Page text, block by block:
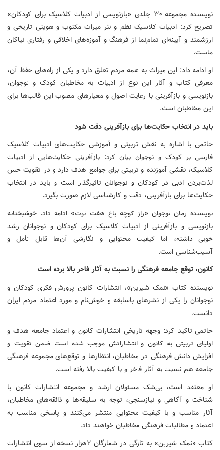
نویسنده مجموعه ۳۰ جلدی «بازنویسی از ادبیات کلاسیک برای کودکان»
تصریح کرد: ادبیات کلاسیک نظم و نثر میراث مکتوب و هویتی تاریخی و
ارزشمند و آیینه‌ای تمام‌نما از فرهنگ و آموزه‌های اخلاقی و رفتاری نیاکان
ماست.
او ادامه داد: این میراث به همه مردم تعلق دارد و یکی از راه‌های حفظ آن،
معرفی کتاب و آثار این نوع از ادبیات به مخاطبان کودک و نوجوان،
بازنویسی و بازآفرینی با رعایت اصول و معیارهای مصوب این قالب‌ها برای
این مخاطبان است.
باید در انتخاب حکایت‌ها برای بازآفرینی دقت شود
حاتمی با اشاره به نقش تربیتی و آموزشی حکایت‌های ادبیات کلاسیک
فارسی بر کودک و نوجوان بیان کرد: بازآفرینی حکایت‌هایی از ادبیات
کلاسیک، نقشی آموزنده و تربیتی برای جوامع هدف دارد و در تقویت حس
لذت‌بردن ادبی در کودکان و نوجوانان تاثیرگذار است و باید در انتخاب
حکایت‌ها برای بازآفرینی، دقت و کارشناسی لازم صورت بگیرد.
نویسنده رمان نوجوان «راز کوچه باغ هفت توت» ادامه‌ داد: خوشبختانه
بازنویسی و بازآفرینی از ادبیات کلاسیک برای کودکان و نوجوانان رشد
خوبی داشته، اما کیفیت محتوایی و نگارشی آن‌ها قابل تأمل و
آسیب‌شناسی است.
کانون، توقع جامعه فرهنگی را نسبت به آثار فاخر بالا برده است
نویسنده کتاب «نمک شیرین»، انتشارات کانون پرورش فکری کودکان و
نوجوانان را یکی از نشرهای باسابقه و خوش‌نام و مورد اعتماد مردم ایران
دانست.
حاتمی تاکید کرد: وجهه تاریخی انتشارات کانون و اعتماد جامعه هدف و
اولیای تربیتی به کانون و انتشاراتش موجب شده است ضمن تقویت و
افزایش دانش فرهنگی در مخاطبان، انتظارها و توقع‌های مجموعه فرهنگی
جامعه هم نسبت به آثار فاخر و با کیفیت بالا رفته است.
او معتقد است، بی‌شک مسئولان ارشد و مجموعه انتشارات کانون با
شناخت و آگاهی و نیازسنجی، توجه به سلیقه‌ها و ذائقه‌های مخاطبان،
آثار مناسب و با کیفیت محتوایی منتشر می‌کنند و پاسخی مناسب به
اعتماد و مطالبات فرهنگی مخاطبان خواهند داد.
کتاب «نمک شیرین» به تازگی در شمارگان ۲هزار نسخه از سوی انتشارات